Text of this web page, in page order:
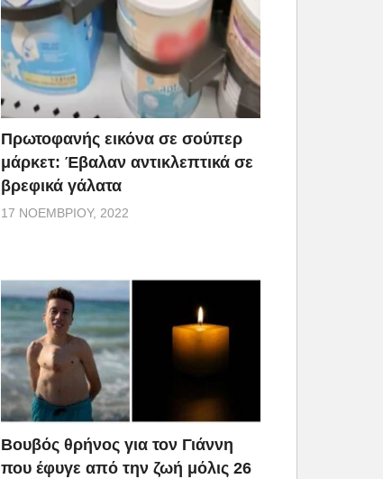
Πρωτοφανής εικόνα σε σούπερ
μάρκετ: Έβαλαν αντικλεπτικά σε
βρεφικά γάλατα
17 ΝΟΕΜΒΡΊΟΥ, 2022
Βουβός θρήνος για τον Γιάννη
που έφυγε από την ζωή μόλις 26